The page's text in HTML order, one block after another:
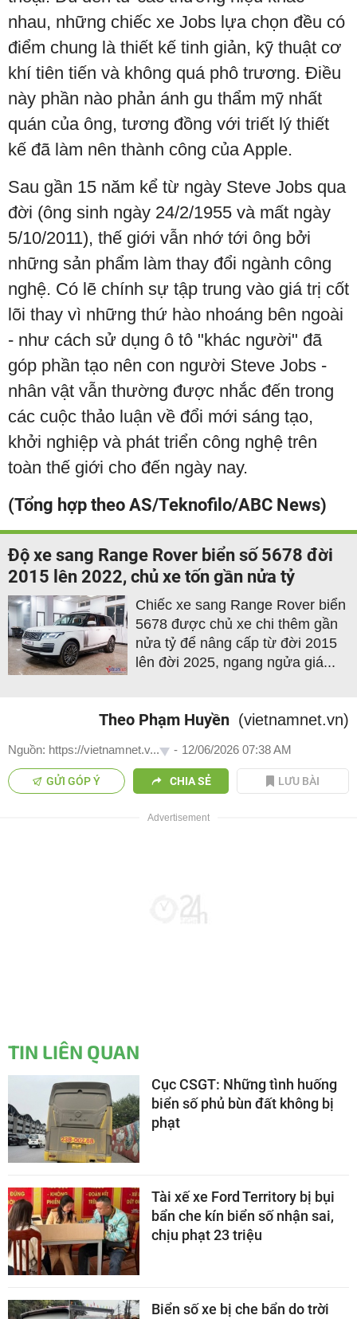
nhau, những chiếc xe Jobs lựa chọn đều có
điểm chung là thiết kế tinh giản, kỹ thuật cơ
khí tiên tiến và không quá phô trương. Điều
này phần nào phản ánh gu thẩm mỹ nhất
quán của ông, tương đồng với triết lý thiết
kế đã làm nên thành công của Apple.
Sau gần 15 năm kể từ ngày Steve Jobs qua
đời (ông sinh ngày 24/2/1955 và mất ngày
5/10/2011), thế giới vẫn nhớ tới ông bởi
những sản phẩm làm thay đổi ngành công
nghệ. Có lẽ chính sự tập trung vào giá trị cốt
lõi thay vì những thứ hào nhoáng bên ngoài
- như cách sử dụng ô tô "khác người" đã
góp phần tạo nên con người Steve Jobs -
nhân vật vẫn thường được nhắc đến trong
các cuộc thảo luận về đổi mới sáng tạo,
khởi nghiệp và phát triển công nghệ trên
toàn thế giới cho đến ngày nay.
(Tổng hợp theo AS/Teknofilo/ABC News)
Độ xe sang Range Rover biển số 5678 đời
2015 lên 2022, chủ xe tốn gần nửa tỷ
Chiếc xe sang Range Rover biển
5678 được chủ xe chi thêm gần
nửa tỷ để nâng cấp từ đời 2015
lên đời 2025, ngang ngửa giá...
Theo Phạm Huyền (vietnamnet.vn)
Nguồn: https://vietnamnet.v... - 12/06/2026 07:38 AM
GỬI GÓP Ý CHIA SẺ LƯU BÀI
TIN LIÊN QUAN
Cục CSGT: Những tình huống
biển số phủ bùn đất không bị
phạt
Tài xế xe Ford Territory bị bụi
bẩn che kín biển số nhận sai,
chịu phạt 23 triệu
Biển số xe bị che bẩn do trời